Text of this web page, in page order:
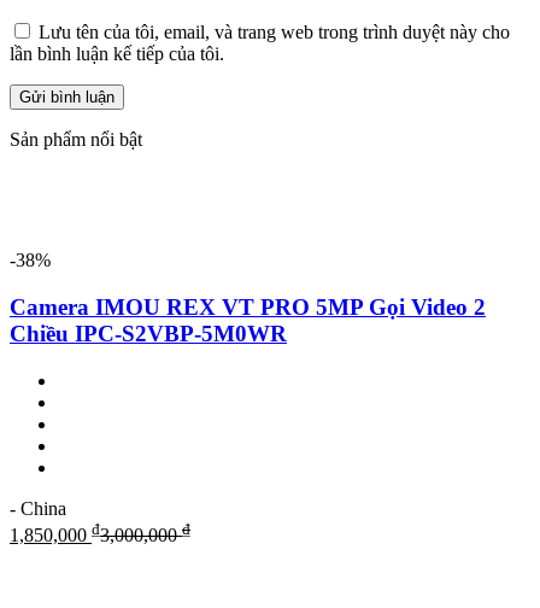
Lưu tên của tôi, email, và trang web trong trình duyệt này cho
lần bình luận kế tiếp của tôi.
Sản phẩm nổi bật
-38%
Camera IMOU REX VT PRO 5MP Gọi Video 2
Chiều IPC-S2VBP-5M0WR
- China
1,850,000 ₫3,000,000₫